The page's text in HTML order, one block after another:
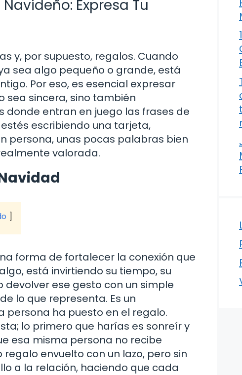
Expresa Tu
y, por supuesto, regalos. Cuando
sea algo pequeño o grande, está
Por eso, es esencial expresar
sea sincera, sino también
donde entran en juego las frases de
escribiendo una tarjeta,
persona, unas pocas palabras bien
valorada.
forma de fortalecer la conexión que
está invirtiendo su tiempo, su
devolver ese gesto con un simple
lo que representa. Es un
persona ha puesto en el regalo.
lo primero que harías es sonreír y
esa misma persona no recibe
envuelto con un lazo, pero sin
a la relación, haciendo que cada